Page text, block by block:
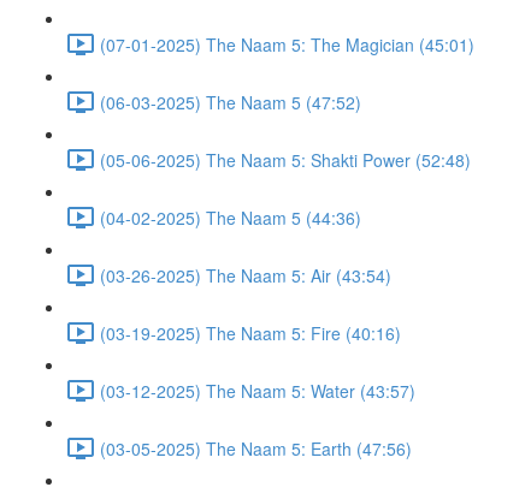
(07-01-2025) The Naam 5: The Magician (45:01)
(06-03-2025) The Naam 5 (47:52)
(05-06-2025) The Naam 5: Shakti Power (52:48)
(04-02-2025) The Naam 5 (44:36)
(03-26-2025) The Naam 5: Air (43:54)
(03-19-2025) The Naam 5: Fire (40:16)
(03-12-2025) The Naam 5: Water (43:57)
(03-05-2025) The Naam 5: Earth (47:56)